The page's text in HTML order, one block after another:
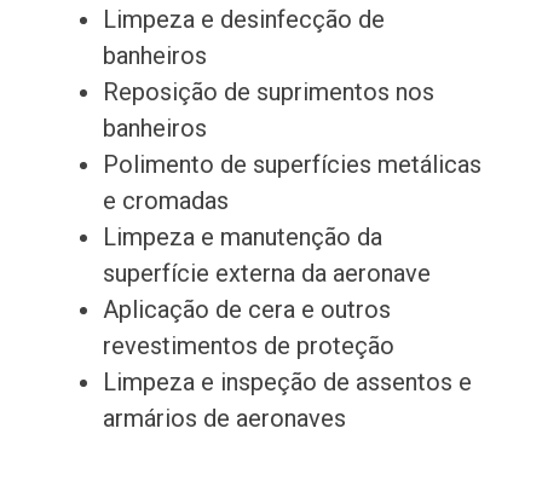
Limpeza e desinfecção de
banheiros
Reposição de suprimentos nos
banheiros
Polimento de superfícies metálicas
e cromadas
Limpeza e manutenção da
superfície externa da aeronave
Aplicação de cera e outros
revestimentos de proteção
Limpeza e inspeção de assentos e
armários de aeronaves